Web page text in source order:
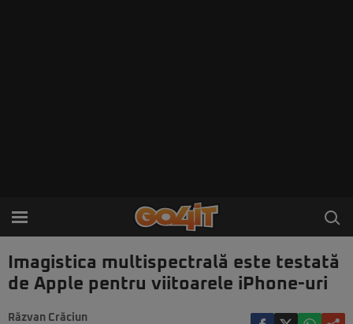
Imagistica multispectrală este testată
de Apple pentru viitoarele iPhone-uri
Răzvan Crăciun